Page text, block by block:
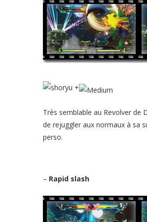
+
Très semblable au Revolver de
de rejuggler aux normaux à sa
perso.
– Rapid slash